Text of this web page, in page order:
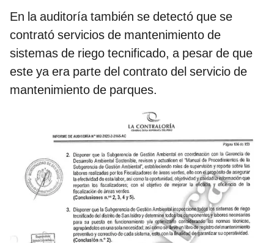
En la auditoría también se detectó que se
contrató servicios de mantenimiento de
sistemas de riego tecnificado, a pesar de que
este ya era parte del contrato del servicio de
mantenimiento de parques.